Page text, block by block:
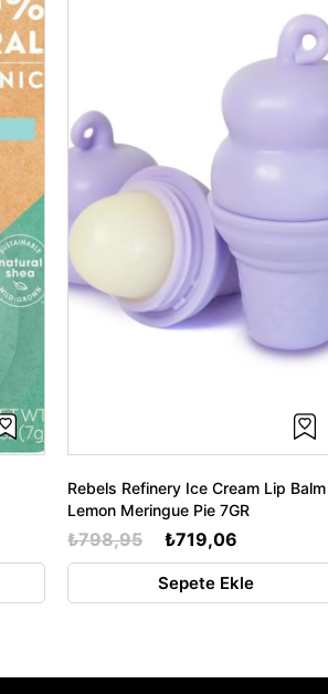
Rebels Refinery Ice Cream Lip Balm
Lemon Meringue Pie 7GR
₺719,06
₺798,95
Sepete Ekle